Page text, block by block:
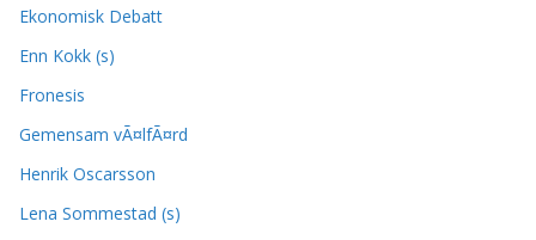
Ekonomisk Debatt
Enn Kokk (s)
Fronesis
Gemensam vÃ¤lfÃ¤rd
Henrik Oscarsson
Lena Sommestad (s)